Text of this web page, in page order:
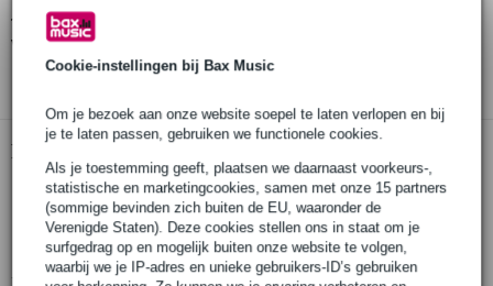
Cookie-instellingen bij Bax Music
Om je bezoek aan onze website soepel te laten verlopen en bij
je te laten passen, gebruiken we functionele cookies.
Als je toestemming geeft, plaatsen we daarnaast voorkeurs-,
statistische en marketingcookies, samen met onze 15 partners
(sommige bevinden zich buiten de EU, waaronder de
Verenigde Staten). Deze cookies stellen ons in staat om je
surfgedrag op en mogelijk buiten onze website te volgen,
waarbij we je IP-adres en unieke gebruikers-ID’s gebruiken
Twijfel je of de
voor elektrische gitaar
Start de check
Productinformatie
set van 6 snaren
geschikt voor: elektrische gitaren
materiaal: roestvrij staal en vernikkeld staal